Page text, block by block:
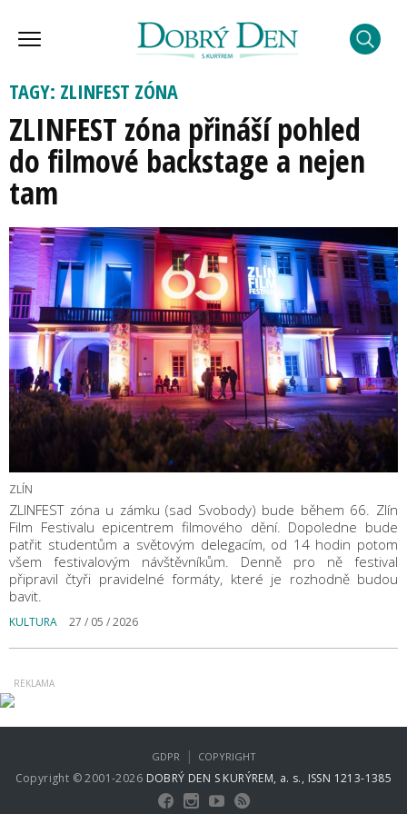
TAGY: ZLINFEST ZÓNA
ZLINFEST zóna přináší pohled
do filmové backstage a nejen
tam
ZLÍN
ZLINFEST zóna u zámku (sad Svobody) bude během 66. Zlín
Film Festivalu epicentrem filmového dění. Dopoledne bude
patřit studentům a světovým delegacím, od 14 hodin potom
všem festivalovým návštěvníkům. Denně pro ně festival
připravil čtyři pravidelné formáty, které je rozhodně budou
bavit.
KULTURA 27 / 05 / 2026
Copyright © 2001-2026 DOBRÝ DEN S KURÝREM, a. s., ISSN 1213-1385
GDPR | COPYRIGHT